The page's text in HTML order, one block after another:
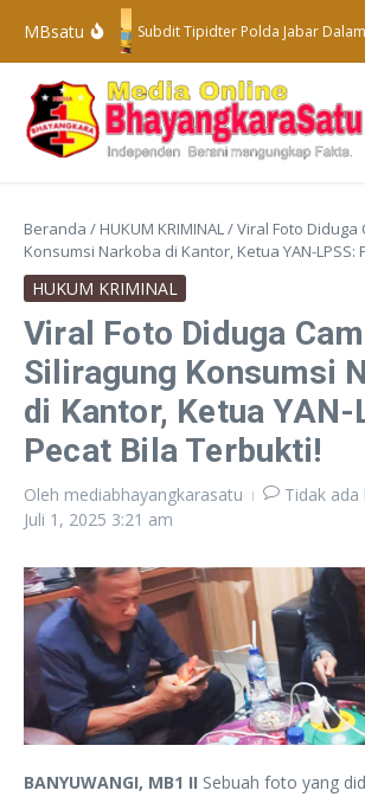
Lewati ke konten
MBsatu
Subdit Tipidter Polda Jabar
Beranda / HUKUM KRIMINAL/Viral Foto Diduga
Konsumsi Narkoba di Kantor, Ketua YAN-LPSS:
HUKUM KRIMINAL
Viral Foto Diduga
Siliragung Konsumsi
di Kantor, Ketua YAN-
Pecat Bila Terbukti!
Oleh mediabhayangkarasatu
Tidak
Juli 1, 2025 3:21 am
BANYUWANGI, MB1 II Sebuah foto yang